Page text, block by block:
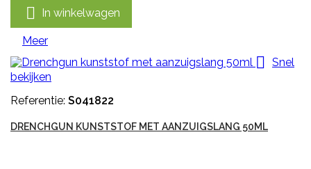
 In winkelwagen
Meer

Snel
bekijken
Referentie: S041822
DRENCHGUN KUNSTSTOF MET AANZUIGSLANG 50ML